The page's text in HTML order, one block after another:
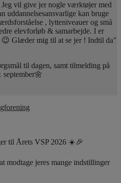
vil give jer nogle værktøjer med
uddannelsesansvarlige kan bruge
, lytteniveauer og små
elevforløb & samarbejde. I er
😉 Glæder mig til at se jer ! Indtil da"
til dagen, samt tilmelding på
til Årets VSP 2026 ☀️🎉
modtage jeres mange indstillinger